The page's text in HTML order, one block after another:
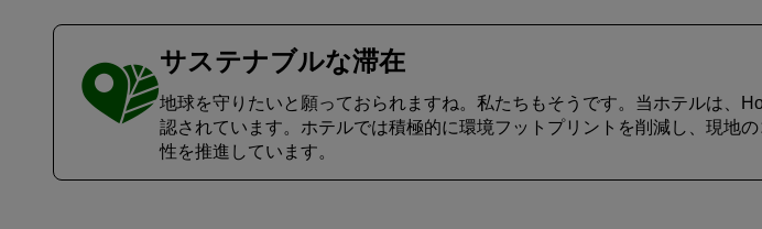
サステナブルな滞在
地球を守りたいと願っておられますね。私たちもそうです。当ホテルは、
認されています。ホテルでは積極的に環境フットプリントを削減し、現地
性を推進しています。